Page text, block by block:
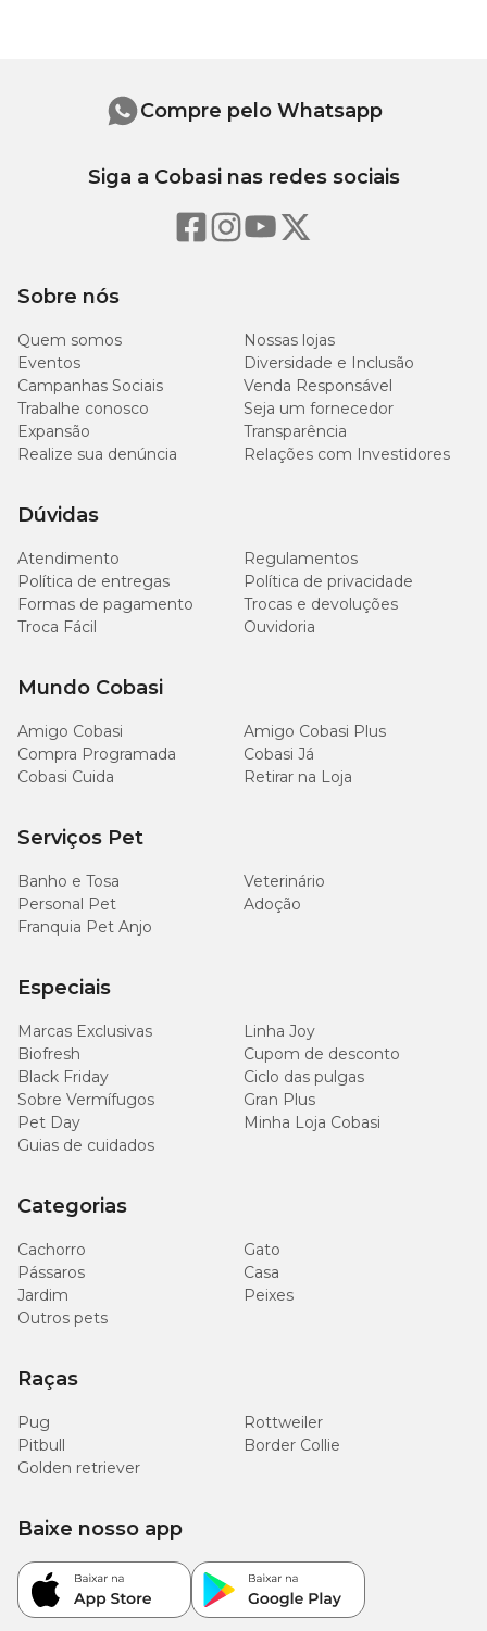
Ingredientes da Ração Biofresh Lombo e Abacaxi
(lombo), fígado de suíno) (mín. 15%), óleo de aves (preservado
naturalmente com tocoferóis e extrato de alecrim), farinha de
legumes frescos (abacaxi, mamão, abóbora, cenoura, beterraba)
(mín. 5%), camomila, hortelã desidratado, ovo em pó, óleo de
arroz integral, grão de sorgo), quirera de arroz, polpa de beterraba,
pimenta, hidrolisado de fígado de aves e suíno, cloreto de sódio,
extrato de chá verde, sulfato de glicosamina (mín. 0,03%), sulfato
de condroitina (mín. 0,02%), taurina, hexametafosfato de sódio, L-
glutamina, L-lisina, DL-metionina, L-triptofano, Bacillus subtilis
(probiótico), papaína, bromelina, lecitina de girassol, ácido cítrico,
cloreto de potássio, cloreto de colina, propionato de cálcio,
vitaminas (A, B1, B2, B3, B5, B6, B12, C, D3, E, K3, biotina e ácido
fólico), minerais (organocobre, organoferro, organomanganês,
Níveis de garantia
Umidade (máx.)
100
Extrato Etéreo (mín.)
160
g/kg
Matéria Fibrosa (máx.)
Matéria Mineral (máx.)
Cálcio (máx.)
Cálcio (mín.)
7.000
mg/kg
0,7%
Fósforo (mín.)
7.000
mg/kg
Sódio (mín.)
Potássio (mín.)
Triptofano (mín.)
Sulfato de Condroitina (mín.)
Sulfato de Glicosamina (mín.)
300
mg/kg
Sobre nós
Quem somos
Nossas lojas
Eventos
Diversidade e Inclusão
Campanhas Sociais
Venda Responsável
Trabalhe conosco
Seja um fornecedor
Expansão
Transparência
Realize sua denúncia
Relações com Investidores
Dúvidas
Atendimento
Regulamentos
Política de entregas
Política de privacidade
Formas de pagamento
Trocas e devoluções
Troca Fácil
Ouvidoria
Mundo Cobasi
Amigo Cobasi
Amigo Cobasi Plus
Compra Programada
Cobasi Já
Cobasi Cuida
Retirar na Loja
Serviços Pet
Banho e Tosa
Veterinário
Personal Pet
Adoção
Franquia Pet Anjo
Especiais
Marcas Exclusivas
Linha Joy
Biofresh
Cupom de desconto
Black Friday
Ciclo das pulgas
Sobre Vermífugos
Gran Plus
Pet Day
Minha Loja Cobasi
Guias de cuidados
Categorias
Cachorro
Gato
Pássaros
Casa
Jardim
Peixes
Outros pets
Raças
Pug
Rottweiler
Pitbull
Border Collie
Golden retriever
Compre pelo Whatsapp
Siga a Cobasi nas redes sociais
Baixe nosso app